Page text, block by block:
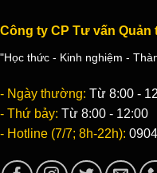
Công ty CP Tư vấn Quản
"Học thức - Kinh nghiệm -
- Ngày thường: Từ 8:00 -
- Thứ bảy: Từ 8:00 - 12:00
- Hotline (7/7; 8h-22h):